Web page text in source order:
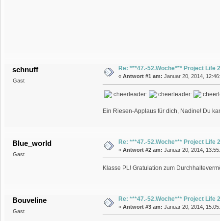
schnuff
Gast
Re: ***47.-52.Woche*** Project Life
« Antwort #1 am: Januar 20, 2014,
Ein Riesen-Applaus für dich, Nadine! Du
Blue_world
Gast
Re: ***47.-52.Woche*** Project Life
« Antwort #2 am: Januar 20, 2014,
Klasse PL! Gratulation zum
Bouveline
Gast
Re: ***47.-52.Woche*** Project Life
« Antwort #3 am: Januar 20, 2014,